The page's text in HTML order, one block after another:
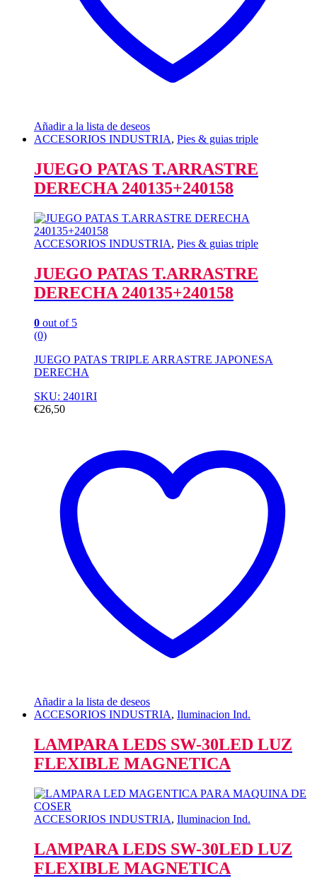
Añadir a la lista de deseos
ACCESORIOS INDUSTRIA, Pies & guias triple
JUEGO PATAS T.ARRASTRE
DERECHA 240135+240158
ACCESORIOS INDUSTRIA, Pies & guias triple
JUEGO PATAS T.ARRASTRE
DERECHA 240135+240158
0 out of 5
(0)
JUEGO PATAS TRIPLE ARRASTRE JAPONESA
DERECHA
SKU: 2401RI
€26,50
Añadir a la lista de deseos
ACCESORIOS INDUSTRIA, Iluminacion Ind.
LAMPARA LEDS SW-30LED LUZ
FLEXIBLE MAGNETICA
ACCESORIOS INDUSTRIA, Iluminacion Ind.
LAMPARA LEDS SW-30LED LUZ
FLEXIBLE MAGNETICA